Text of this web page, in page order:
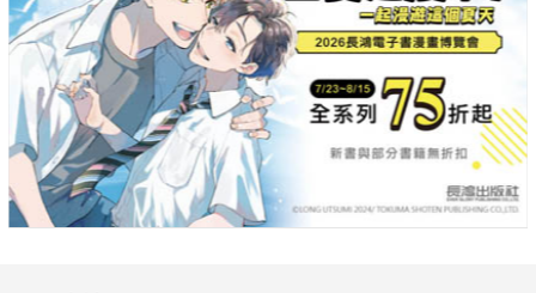
超級可讀的一本書，像一顆水晶球通往我們從未見過的社會，幫
助你挖掘未來，進入長壽紅利。
——奇普．康利（Chip Conley），《紐約時報》暢銷作家、現
代老年學院創辦人
以細緻入微和富有洞察力的方式，展示了因高齡化社會而悲觀的
思維是多麼簡化。